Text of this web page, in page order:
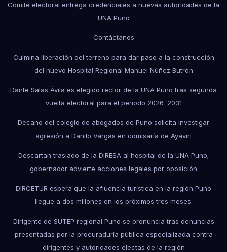
Comité electoral entrega credenciales a nuevas autoridades de la
UNA Puno
Contáctanos
Culmina liberación del terreno para dar paso a la construcción
del nuevo Hospital Regional Manuel Núñez Butrón
Dante Salas Ávila es elegido rector de la UNA Puno tras segunda
vuelta electoral para el periodo 2026–2031
Decano del colegio de abogados de Puno solicita investigar
agresión a Danilo Vargas en comisaría de Ayaviri
Descartan traslado de la DIRESA al hospital de la UNA Puno;
gobernador advierte acciones legales por oposición
DIRCETUR espera que la afluencia turística en la región Puno
llegue a dos millones en los próximos tres meses.
Dirigente de SUTEP regional Puno se pronuncia tras denuncias
presentadas por la procuraduría pública especializada contra
dirigentes y autoridades electas de la región